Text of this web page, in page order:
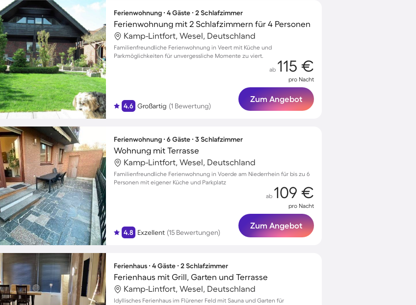
Ferienwohnung ∙ 4 Gäste ∙ 2 Schlafzimmer
Ferienwohnung mit 2 Schlafzimmern für 4 Personen
Kamp-Lintfort, Wesel, Deutschland
Familienfreundliche Ferienwohnung in Veert mit Küche und
Parkmöglichkeiten für unvergessliche Momente zu viert.
4.6 Großartig (1 Bewertung)
ab 115 €
pro Nacht
Zum Angebot
Ferienwohnung ∙ 6 Gäste ∙ 3 Schlafzimmer
Wohnung mit Terrasse
Kamp-Lintfort, Wesel, Deutschland
Familienfreundliche Ferienwohnung in Voerde am Niederrhein für bis zu 6
Personen mit eigener Küche und Parkplatz
4.8 Exzellent (15 Bewertungen)
ab 109 €
pro Nacht
Zum Angebot
Ferienhaus ∙ 4 Gäste ∙ 2 Schlafzimmer
Ferienhaus mit Grill, Garten und Terrasse
Kamp-Lintfort, Wesel, Deutschland
Idyllisches Ferienhaus im Flürener Feld mit Sauna und Garten für